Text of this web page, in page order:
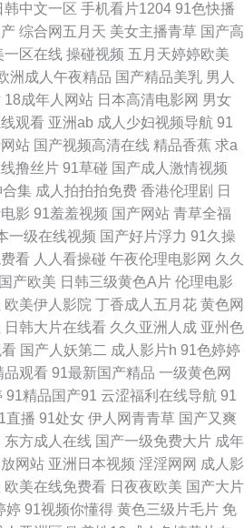
韩中文一区 手机看片1204 91色快播
综合网五月天 美女主播青草 国产高
一区在线 操碰视频 五月天婷婷欧美
洲成人午夜精品 国产精品美乳 男人
18成年人网站 日本高清电影网 男女
观看 亚洲ab 成人少妇视频导航 91
站 国产视频高清在线 精品香蕉 求a
撸丝片 91草碰 国产成人激情视频
合集 成人拍拍拍免费 香港伦理剧 日
影 91羞羞视频 国产网站 青草全福
一级在线视频 国产好片浮力 91久操
看 人人看操碰 午夜伦理电影网 久久
国产欧美 日韩三级黄色A片 伦理电影
欧美伊人影院 丁香成人五月花 黄色网
日韩大片在线看 久久亚洲人成 亚州色
国产人妖第二 成人影片h 91色婷婷
品观看 91最新国产精品 一级黄色网
91精品国产91 云涩福利在线导航 91
直播 91处女 伊人网青青草 国产又爽
东方成人在线 国产一级免费大片 成年
网站 亚洲日本视频 淫淫网网 成人影
欧美在线免费看 日夜夜欧美 国产大片
婷 91视频你懂得 黄色三级片毛片 免